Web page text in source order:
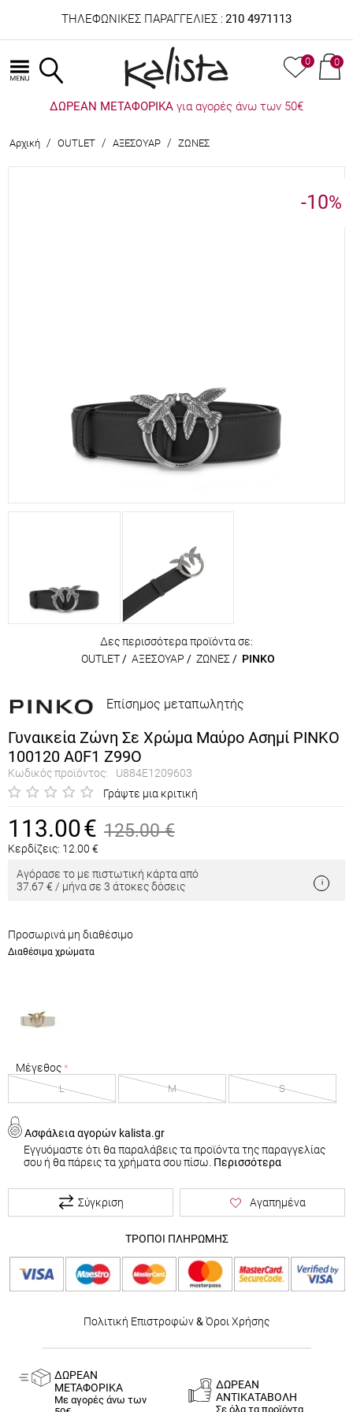
ΤΗΛΕΦΩΝΙΚΕΣ ΠΑΡΑΓΓΕΛΙΕΣ : 210 4971113
0 0
ΔΩΡΕΑΝ ΜΕΤΑΦΟΡΙΚΑ για αγορές άνω των 50€
Αρχική / OUTLET / ΑΞΕΣΟΥΑΡ / ΖΩΝΕΣ
-10%
Δες περισσότερα προϊόντα σε:
OUTLET/ ΑΞΕΣΟΥΑΡ / ΖΩΝΕΣ / PINKO
Επίσημος μεταπωλητής
Γυναικεία Ζώνη Σε Χρώμα Μαύρο Ασημί PINKO
100120 A0F1 Z99Ο
Κωδικός προϊόντος:
U884E1209603
Γράψτε μια κριτική
113.00€ 125.00 €
Κερδίζεις: 12.00 €
Αγόρασε το με πιστωτική κάρτα από
37.67 € / μήνα σε 3 άτοκες δόσεις
Προσωρινά μη διαθέσιμο
Διαθέσιμα χρώματα
Μέγεθος
L M S
Ασφάλεια αγορών kalista.gr
Εγγυόμαστε ότι θα παραλάβεις τα προϊόντα της παραγγελίας
σου ή θα πάρεις τα χρήματα σου πίσω. Περισσότερα
Σύγκριση Αγαπημένα
ΤΡΟΠΟΙ ΠΛΗΡΩΜΗΣ
Πολιτική Επιστροφών& Όροι Χρήσης
ΔΩΡΕΑΝ
ΜΕΤΑΦΟΡΙΚΑ
Με αγορές άνω των
ΔΩΡΕΑΝ
ΑΝΤΙΚΑΤΑΒΟΛΗ
Σε όλα τα προϊόντα